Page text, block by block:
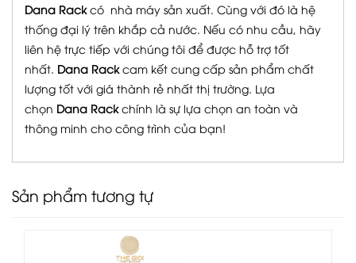
Dana Rackcó nhà máy sản xuất. Cùng với đó là hệ
thống đại lý trên khắp cả nước. Nếu có nhu cầu, hãy
liên hệ trực tiếp với chúng tôi để được hỗ trợ tốt
nhất. Dana Rackcam kết cung cấp sản phẩm chất
lượng tốt với giá thành rẻ nhất thị trường. Lựa
chọn Dana Rackchính là sự lựa chọn an toàn và
thông minh cho công trình của bạn!
Sản phẩm tương tự